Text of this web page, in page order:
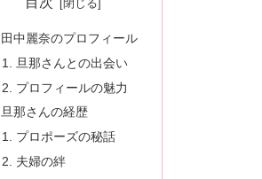
田中麗奈のプロフィール
旦那さんとの出会い
プロフィールの魅力
旦那さんの経歴
プロポーズの秘話
夫婦の絆